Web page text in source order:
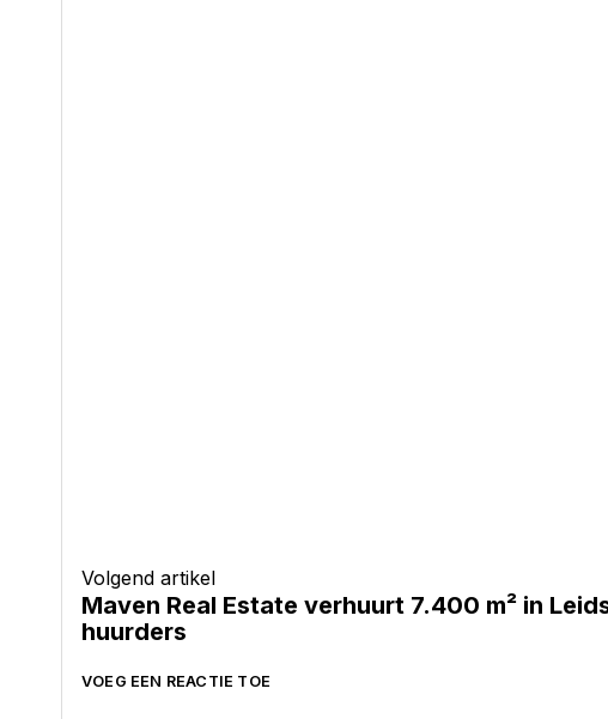
Volgend artikel
Maven Real Estate verhuurt 7.400 m² in
huurders
VOEG EEN REACTIE TOE